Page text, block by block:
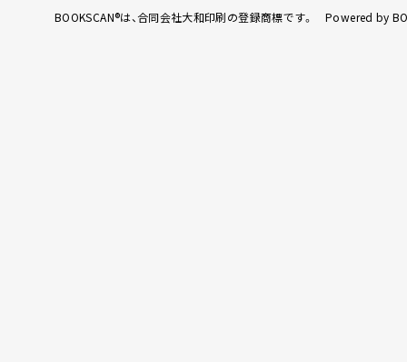
BOOKSCAN®は、合同会社大和印刷の登録商標です。 Powered by